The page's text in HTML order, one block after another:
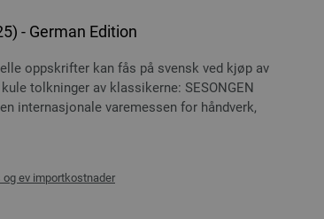
- German Edition
oppskrifter kan fås på svensk ved kjøp av
tolkninger av klassikerne: SESONGEN
internasjonale varemessen for håndverk,
og ev importkostnader